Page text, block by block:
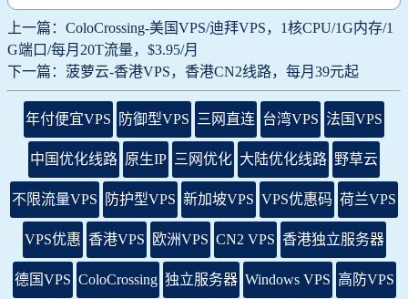
上一篇：ColoCrossing-美国VPS/迪拜VPS，1核CPU/1G内存/1
G端口/每月20T流量，$3.95/月
下一篇：菠萝云-香港VPS，香港CN2线路，每月39元起
年付便宜VPS 防御型VPS 三网直连 台湾VPS 法国VPS
中国优化线路 原生IP 三网优化 大陆优化线路 野草云
不限流量VPS 防护型VPS 新加坡VPS VPS优惠码 荷兰VPS
VPS优惠 香港VPS 欧洲VPS CN2 VPS 香港独立服务器
德国VPS ColoCrossing 独立服务器 Windows VPS 高防VPS